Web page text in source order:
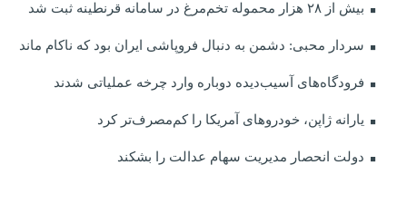
بیش از ۲۸ هزار محموله تخم‌مرغ در سامانه قرنطینه ثبت شد
سردار محبی: دشمن به دنبال فروپاشی ایران بود که ناکام ماند
فرودگاه‌های آسیب‌دیده دوباره وارد چرخه عملیاتی شدند
یارانه ژاپن، خودروهای آمریکا را کم‌مصرف‌تر کرد
دولت انحصار مدیریت سهام عدالت را بشکند